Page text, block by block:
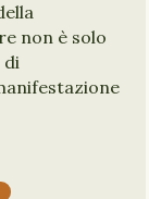
non è solo
di